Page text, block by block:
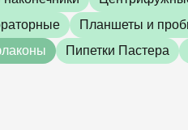
Планшеты и
Пипетки Пастера